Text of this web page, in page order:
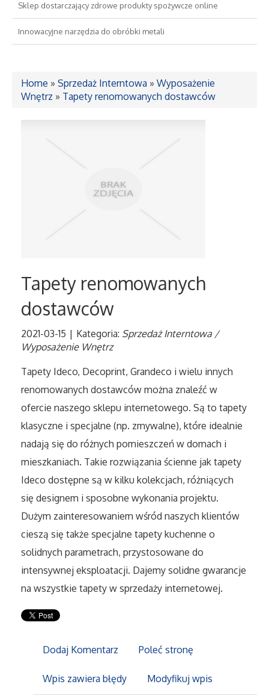
Wykształcenie
Kursy Językowe
Sprzedaż Interntowa
Wyposażenie Wnętrz
Wyposażenie Łazienki
Odzież
Sport
Elektronika, RTV, AGD
Art. Dla Zwierząt
Ogród, Rośliny
Chemia
Art. Spożywcze
Inne Sklepy
Elektronarzędzia
Sklep dostarczający zdrowe produkty spożywcze online
Innowacyjne narzędzia do obróbki metali
Home » Sprzedaż Interntowa » Wyposażenie
Wnętrz » Tapety renomowanych dostawców
Tapety renomowanych
dostawców
2021-03-15 | Kategoria: Sprzedaż Interntowa /
Wyposażenie Wnętrz
Tapety Ideco, Decoprint, Grandeco i wielu innych
renomowanych dostawców można znaleźć w
ofercie naszego sklepu internetowego. Są to tapety
klasyczne i specjalne (np. zmywalne), które idealnie
nadają się do różnych pomieszczeń w domach i
mieszkaniach. Takie rozwiązania ścienne jak tapety
Ideco dostępne są w kilku kolekcjach, różniących
się designem i sposobne wykonania projektu.
Dużym zainteresowaniem wśród naszych klientów
cieszą się także specjalne tapety kuchenne o
solidnych parametrach, przystosowane do
intensywnej eksploatacji. Dajemy solidne gwarancje
na wszystkie tapety w sprzedaży internetowej.
Dodaj Komentarz Poleć stronę
Wpis zawiera błędy Modyfikuj wpis